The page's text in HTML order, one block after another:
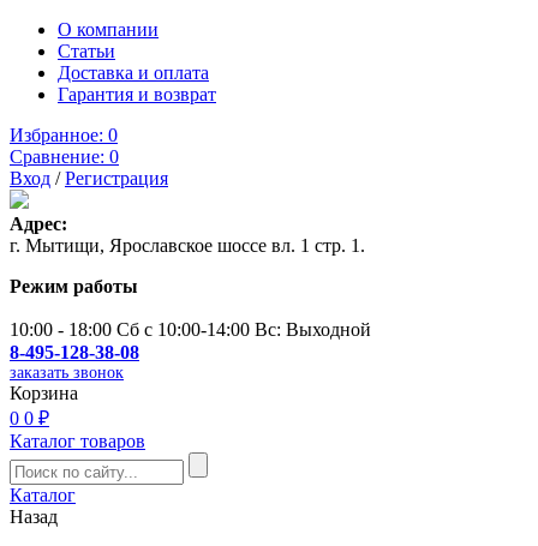
О компании
Статьи
Доставка и оплата
Гарантия и возврат
Избранное: 0
Сравнение: 0
Вход /Регистрация
Адрес:
г. Мытищи, Ярославское шоссе вл. 1 стр. 1.
Режим работы
10:00 - 18:00 Сб с 10:00-14:00 Вс: Выходной
8-495-128-38-08
заказать звонок
Корзина
0 0 ₽
Каталог товаров
Каталог
Назад